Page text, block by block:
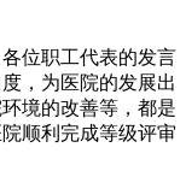
位职工代表的发言
，为医院的发展出
境的改善等，都是
顺利完成等级评审